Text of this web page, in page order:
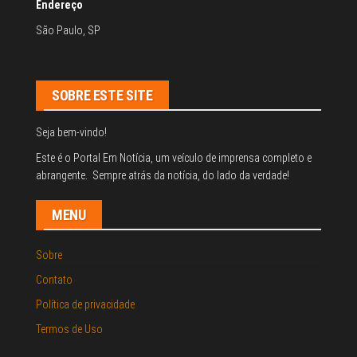
Endereço
São Paulo, SP
SOBRE ESTE SITE
Seja bem-vindo!
Este é o Portal Em Notícia, um veículo de imprensa completo e
abrangente. Sempre atrás da notícia, do lado da verdade!
MENU
Sobre
Contato
Política de privacidade
Termos de Uso